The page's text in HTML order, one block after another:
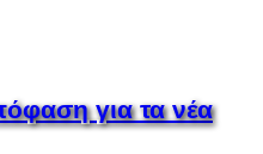
για τα νέα